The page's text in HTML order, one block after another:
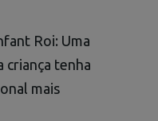
Roi: Uma
criança tenha
mais